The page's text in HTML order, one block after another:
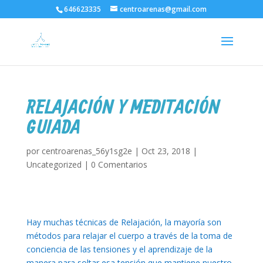
646623335 centroarenas@gmail.com
RELAJACIÓN Y MEDITACIÓN
GUIADA
por centroarenas_56y1sg2e | Oct 23, 2018 |
Uncategorized | 0 Comentarios
Hay muchas técnicas de Relajación, la mayoría son
métodos para relajar el cuerpo a través de la toma de
conciencia de las tensiones y el aprendizaje de la